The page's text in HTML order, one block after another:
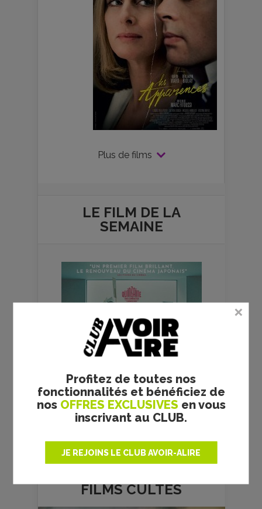
Profitez de toutes nos
fonctionnalités et bénéficiez de
nos OFFRES EXCLUSIVES en vous
inscrivant au CLUB.
JE REJOINS LE CLUB AVOIR-ALIRE
Plus de films
LE FILM DE LA
SEMAINE
FILMSCULTES